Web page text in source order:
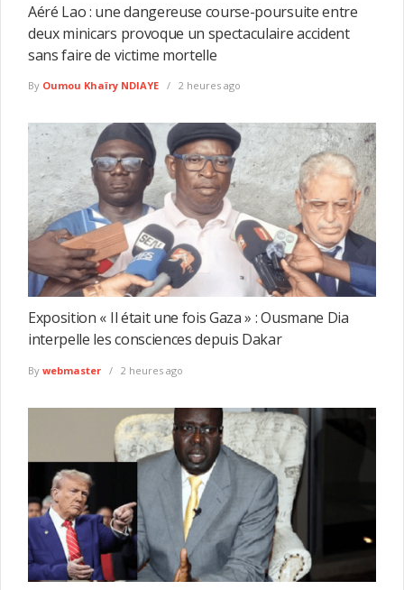
Aéré Lao : une dangereuse course-poursuite entre
deux minicars provoque un spectaculaire accident
sans faire de victime mortelle
By Oumou Khaïry NDIAYE 2 heures ago
Exposition « Il était une fois Gaza » : Ousmane Dia
interpelle les consciences depuis Dakar
By webmaster 2 heures ago